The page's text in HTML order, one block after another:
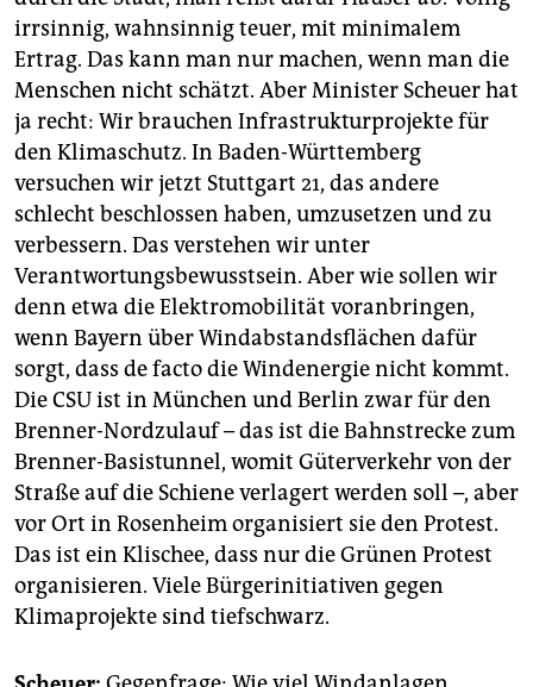
irrsinnig, wahnsinnig teuer, mit minimalem
Ertrag. Das kann man nur machen, wenn man die
Menschen nicht schätzt. Aber Minister Scheuer hat
ja recht: Wir brauchen ­Infrastrukturprojekte für
den Klimaschutz. In Baden-Württemberg
versuchen wir jetzt Stuttgart 21, das andere
schlecht beschlossen haben, umzusetzen und zu
verbessern. Das verstehen wir unter
Verantwortungsbewusstsein. Aber wie sollen wir
denn etwa die Elektromobilität voranbringen,
wenn Bayern über Windabstandsflächen dafür
sorgt, dass de facto die Windenergie nicht kommt.
Die CSU ist in München und Berlin zwar für den
Brenner-Nordzulauf – das ist die Bahnstrecke zum
Brenner-Basistunnel, womit Güterverkehr von der
Straße auf die Schiene verlagert werden soll –, aber
vor Ort in Rosenheim organisiert sie den Protest.
Das ist ein Klischee, dass nur die Grünen Protest
organisieren. Viele Bürgerinitiativen gegen
Klimaprojekte sind tiefschwarz.